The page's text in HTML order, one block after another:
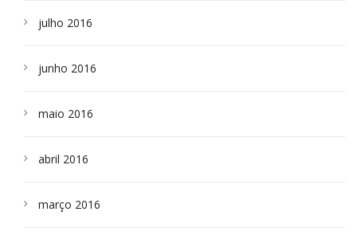
julho 2016
junho 2016
maio 2016
abril 2016
março 2016